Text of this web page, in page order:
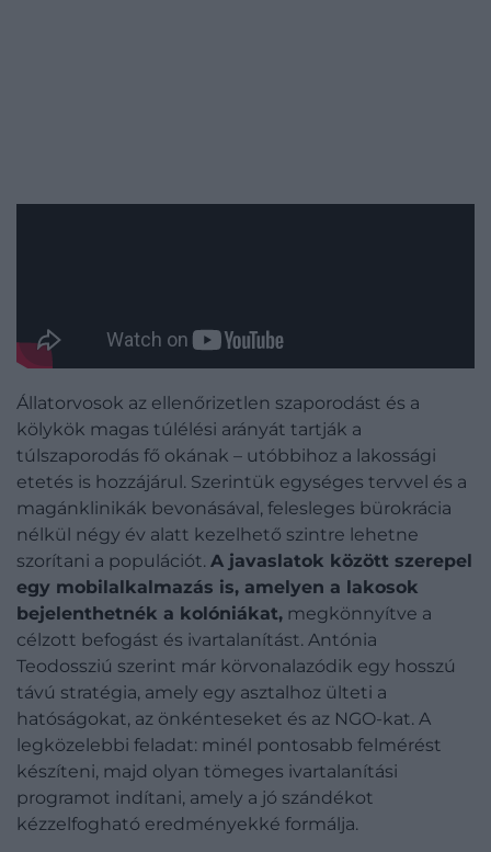
Állatorvosok az ellenőrizetlen szaporodást és a
kölykök magas túlélési arányát tartják a
túlszaporodás fő okának – utóbbihoz a lakossági
etetés is hozzájárul. Szerintük egységes tervvel és a
magánklinikák bevonásával, felesleges bürokrácia
nélkül négy év alatt kezelhető szintre lehetne
szorítani a populációt. A javaslatok között szerepel
egy mobilalkalmazás is, amelyen a lakosok
bejelenthetnék a kolóniákat, megkönnyítve a
célzott befogást és ivartalanítást. Antónia
Teodossziú szerint már körvonalazódik egy hosszú
távú stratégia, amely egy asztalhoz ülteti a
hatóságokat, az önkénteseket és az NGO-kat. A
legközelebbi feladat: minél pontosabb felmérést
készíteni, majd olyan tömeges ivartalanítási
programot indítani, amely a jó szándékot
kézzelfogható eredményekké formálja.